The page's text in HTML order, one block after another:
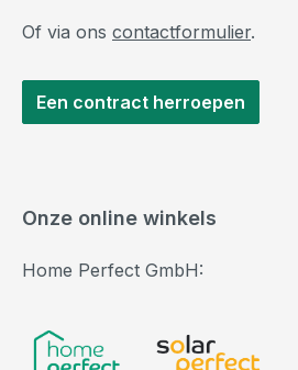
Of via ons contactformulier.
Een contract herroepen
Onze online winkels
Home Perfect GmbH: